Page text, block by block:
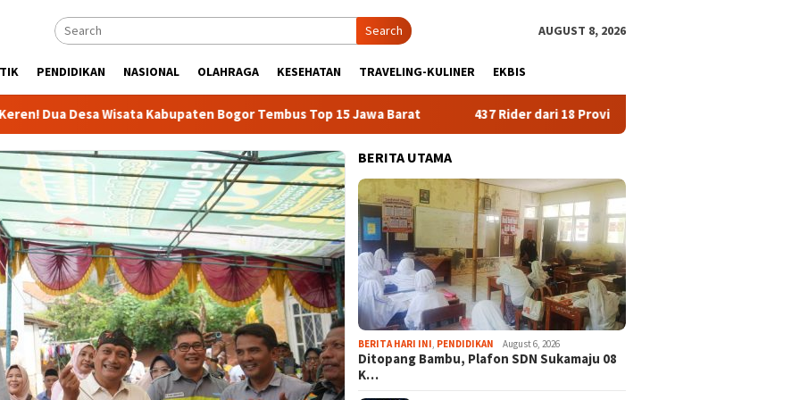
Search AUGUST 8, 2026
PENDIDIKAN NASIONAL OLAHRAGA KESEHATAN TRAVELING-KULINER EKBIS
Desa Wisata Kabupaten Bogor Tembus Top 15 Jawa Barat 437 Rider dari 18 Provinsi Ramaikan Bupati Cup 2026 Tour
BERITA UTAMA
BERITA HARI INI PENDIDIKAN August 6, 2026
Ditopang Bambu, Plafon SDN Sukamaju 08
K…